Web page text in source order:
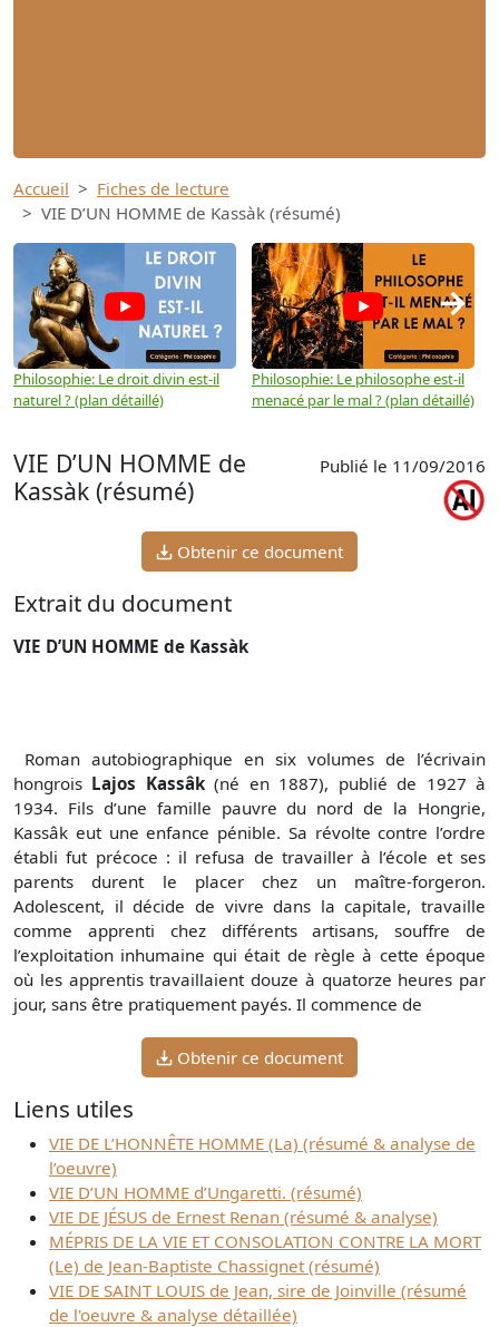
Accueil
Fiches de lecture
VIE D’UN HOMME de Kassàk (résumé)
Philosophie: Le droit divin est-il
naturel ? (plan détaillé)
Philosophie: Le philosophe est-il
menacé par le mal ? (plan détaillé)
→
VIE D’UN HOMME de
Kassàk (résumé)
Publié le 11/09/2016
Obtenir ce document
Extrait du document
VIE D’UN HOMME de Kassàk
Roman autobiographique en six volumes de l’écrivain
hongrois Lajos Kassâk(né en 1887), publié de 1927 à
1934. Fils d’une famille pauvre du nord de la Hongrie,
Kassâk eut une enfance pénible. Sa révolte contre l’ordre
établi fut précoce : il refusa de travailler à l’école et ses
parents durent le placer chez un maître-forgeron.
Adolescent, il décide de vivre dans la capitale, travaille
comme apprenti chez différents artisans, souffre de
l’exploitation inhumaine qui était de règle à cette époque
où les apprentis travaillaient douze à quatorze heures par
jour, sans être pratiquement payés. Il commence de
Obtenir ce document
Liens utiles
VIE DE L’HONNÊTE HOMME (La) (résumé & analyse de
l’oeuvre)
VIE D’UN HOMME d’Ungaretti. (résumé)
VIE DE JÉSUS de Ernest Renan (résumé & analyse)
MÉPRIS DE LA VIE ET CONSOLATION CONTRE LA MORT
(Le) de Jean-Baptiste Chassignet (résumé)
VIE DE SAINT LOUIS de Jean, sire de Joinville (résumé
de l'oeuvre & analyse détaillée)